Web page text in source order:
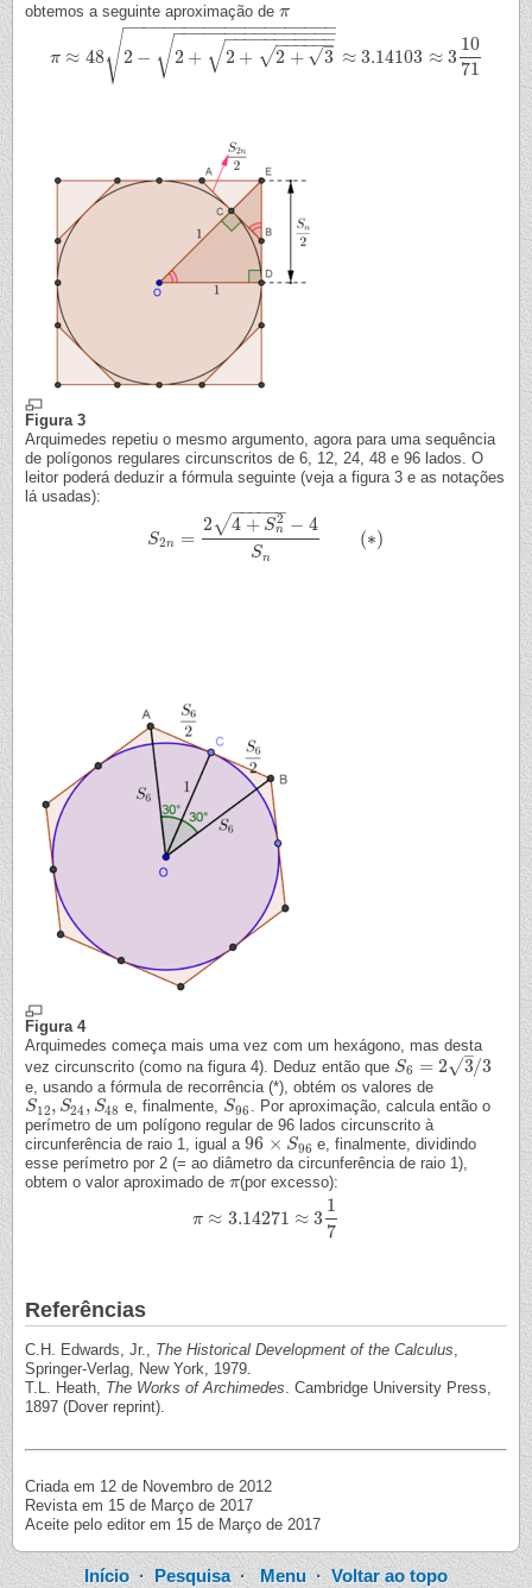
obtemos a seguinte aproximação de π
π
π ≈ 48 2 − 2 + 2 + 2 + 3
–
√
− −
−−−−
√
− −
−−−−−−−−−
√
− −
−−−−−−−−−−−−−−
√
− −
−−−−−−−−−−−−−−−−−−−
√ ≈ 3.14103 ≈ 3
10
71
π ≈482−2 + 2+2+ 3 ≈ 3.14103≈ 31071
Figura 3
Arquimedes repetiu o mesmo argumento, agora para uma sequência
de polígonos regulares circunscritos de 6, 12, 24, 48 e 96 lados. O
leitor poderá deduzir a fórmula seguinte (veja a figura 3 e as notações
lá usadas):
S2n =
2 4 + S2
n
− −
−−−−
√ − 4
Sn
(∗)
S2n =24 +Sn2−4Sn (∗
Figura 4
Arquimedes começa mais uma vez com um hexágono, mas desta
vez circunscrito (como na figura 4). Deduz então que S6 = 2 3
–
√ /3
S6 =23/3
e, usando a fórmula de recorrência (*), obtém os valores de
S12, S24, S48
S12, S24,S48 e, finalmente, S96
S96 . Por aproximação, calcula então o
perímetro de um polígono regular de 96 lados circunscrito à
circunferência de raio 1, igual a 96 × S96
96× S 96
e, finalmente, dividindo
esse perímetro por 2 (= ao diâmetro da circunferência de raio 1),
obtem o valor aproximado de π
π(por excesso):
π ≈ 3.14271 ≈ 3
1
7
π≈3.14271≈31 7
Referências
C.H. Edwards, Jr., The Historical Development of the Calculus,
Springer-Verlag, New York, 1979.
T.L. Heath, The Works of Archimedes. Cambridge University Press,
1897 (Dover reprint).
Criada em 12 de Novembro de 2012
Revista em 15 de Março de 2017
Aceite pelo editor em 15 de Março de 2017
Início· Pesquisa·Menu ·Voltar ao topo